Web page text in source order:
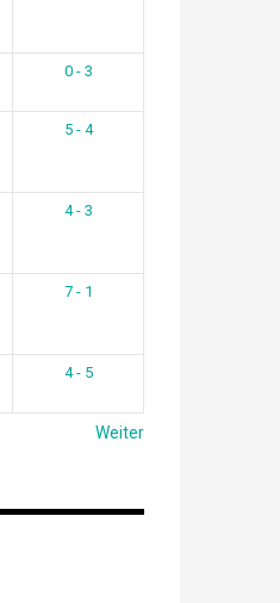
0 - 3
5 - 4
4 - 3
7 - 1
4 - 5
Weiter